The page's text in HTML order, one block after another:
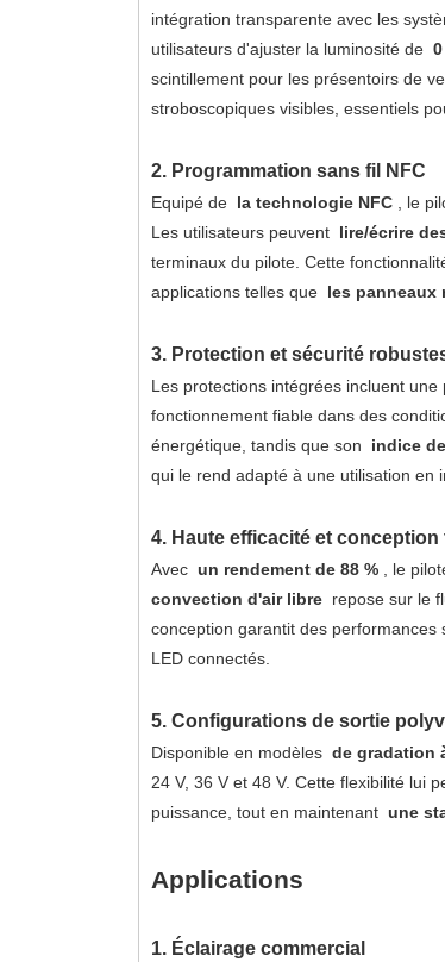
intégration transparente avec les
utilisateurs d'ajuster la luminosité de
scintillement pour les présentoirs de
stroboscopiques visibles, essentiels
2. Programmation sans fil NFC
Equipé de la technologie NFC
, le
Les utilisateurs peuvent lire/écrire
terminaux du pilote. Cette
applications telles que les panneaux
3. Protection et sécurité
Les protections intégrées incluent une
fonctionnement fiable dans des
énergétique, tandis que son indice
qui le rend adapté à une utilisation en
4. Haute efficacité et conception
Avec un rendement de 88 % , le
convection d'air libre repose sur le
conception garantit des
LED connectés.
5. Configurations de sortie
Disponible en modèles de gradation
24 V, 36 V et 48 V. Cette flexibilité lui
puissance, tout en maintenant une
Applications
1. Éclairage commercial